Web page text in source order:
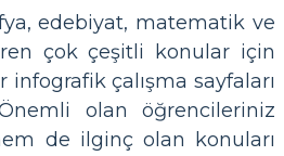
edebiyat, matematik ve
çok çeşitli konular için
çalışma sayfaları
olan öğrencileriniz
de ilginç olan konuları